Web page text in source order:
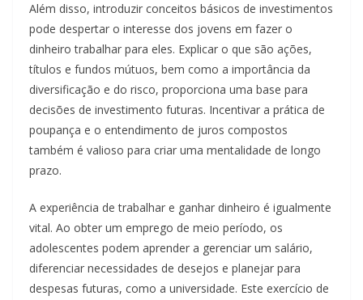
Além disso, introduzir conceitos básicos de investimentos
pode despertar o interesse dos jovens em fazer o
dinheiro trabalhar para eles. Explicar o que são ações,
títulos e fundos mútuos, bem como a importância da
diversificação e do risco, proporciona uma base para
decisões de investimento futuras. Incentivar a prática de
poupança e o entendimento de juros compostos
também é valioso para criar uma mentalidade de longo
prazo.
A experiência de trabalhar e ganhar dinheiro é igualmente
vital. Ao obter um emprego de meio período, os
adolescentes podem aprender a gerenciar um salário,
diferenciar necessidades de desejos e planejar para
despesas futuras, como a universidade. Este exercício de